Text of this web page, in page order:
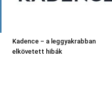
Kadence – a leggyakrabban
elkövetett hibák